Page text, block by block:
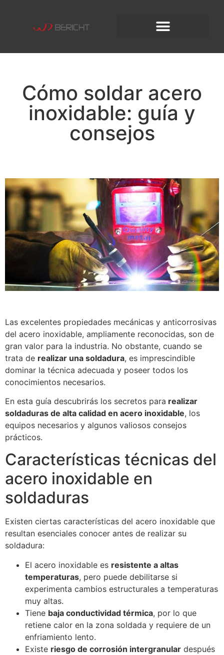
Cómo soldar acero
inoxidable: guía y
consejos
Las excelentes propiedades mecánicas y anticorrosivas
del acero inoxidable, ampliamente reconocidas, son de
gran valor para la industria. No obstante, cuando se
trata de realizar una soldadura, es imprescindible
dominar la técnica adecuada y poseer todos los
conocimientos necesarios.
En esta guía descubrirás los secretos para realizar
soldaduras de alta calidad en acero inoxidable, los
equipos necesarios y algunos valiosos consejos
prácticos.
Características técnicas del
acero inoxidable en
soldaduras
Existen ciertas características del acero inoxidable que
resultan esenciales conocer antes de realizar su
soldadura:
El acero inoxidable es resistente a altas
temperaturas, pero puede debilitarse si
experimenta cambios estructurales a temperaturas
muy altas.
Tiene baja conductividad térmica, por lo que
retiene calor en la zona soldada y requiere de un
enfriamiento lento.
Existe riesgo de corrosión intergranular después